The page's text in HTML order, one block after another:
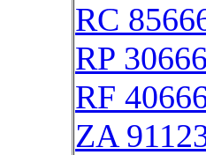
RC
RP
RF
ZA